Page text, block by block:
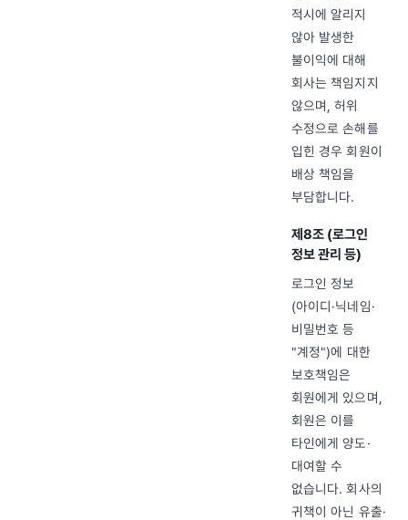
적시에 알리지
않아 발생한
불이익에 대해
회사는 책임지지
않으며, 허위
수정으로 손해를
입힌 경우 회원이
배상 책임을
부담합니다.
제8조 (로그인
정보 관리 등)
로그인 정보
(아이디·닉네임·
비밀번호 등
"계정")에 대한
보호책임은
회원에게 있으며,
회원은 이를
타인에게 양도·
대여할 수
없습니다. 회사의
귀책이 아닌 유출·